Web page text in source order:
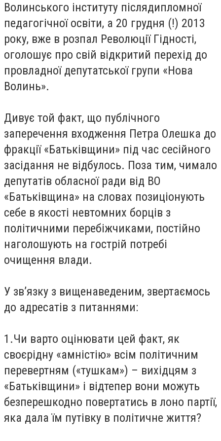
Волинського інституту післядипломної
педагогічної освіти, а 20 грудня (!) 2013
року, вже в розпал Революції Гідності,
оголошує про свій відкритий перехід до
провладної депутатської групи «Нова
Волинь».
Дивує той факт, що публічного
заперечення входження Петра Олешка до
фракції «Батьківщини» під час сесійного
засідання не відбулось. Поза тим, чимало
депутатів обласної ради від ВО
«Батьківщина» на словах позиціонують
себе в якості невтомних борців з
політичними перебіжчиками, постійно
наголошують на гострій потребі
очищення влади.
У зв’язку з вищенаведеним, звертаємось
до адресатів з питаннями:
1.Чи варто оцінювати цей факт, як
своєрідну «амністію» всім політичним
перевертням («тушкам») – вихідцям з
«Батьківщини» і відтепер вони можуть
безперешкодно повертатись в лоно партії,
яка дала їм путівку в політичне життя?